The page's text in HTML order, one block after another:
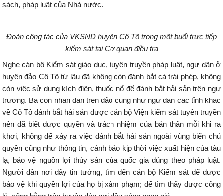
sách, pháp luật của Nhà nước.
Đoàn công tác của VKSND huyện Cô Tô trong một buổi trực tiếp
kiểm sát tại Cơ quan điều tra
Nghe cán bộ Kiểm sát giáo dục, tuyên truyền pháp luật, ngư dân ở
huyện đảo Cô Tô từ lâu đã không còn đánh bắt cá trái phép, không
còn việc sử dụng kích điện, thuốc nổ để đánh bắt hải sản trên ngư
trường. Bà con nhân dân trên đảo cũng như ngư dân các tỉnh khác
về Cô Tô đánh bắt hải sản được cán bộ Viện kiểm sát tuyên truyền
nên đã biết được quyền và trách nhiệm của bản thân mỗi khi ra
khơi, không để xảy ra việc đánh bắt hải sản ngoài vùng biển chủ
quyền cũng như thông tin, cảnh báo kịp thời việc xuất hiện của tàu
lạ, bảo vệ nguồn lợi thủy sản của quốc gia đúng theo pháp luật.
Người dân nơi đây tin tưởng, tìm đến cán bộ Kiểm sát để được
bảo vệ khi quyền lợi của họ bị xâm phạm; để tìm thấy được công